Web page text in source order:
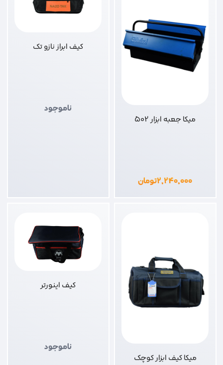
میکا جعبه ابزار 502
۲,۲۴۰,۰۰۰تومان
کیف ابراز نازو تک
ناموجود
میکا کیف ابزار کوچک
کیف اینورتر
ناموجود